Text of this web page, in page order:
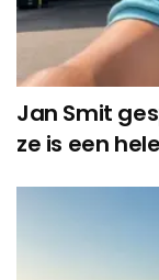
Jan Smit
ze is een